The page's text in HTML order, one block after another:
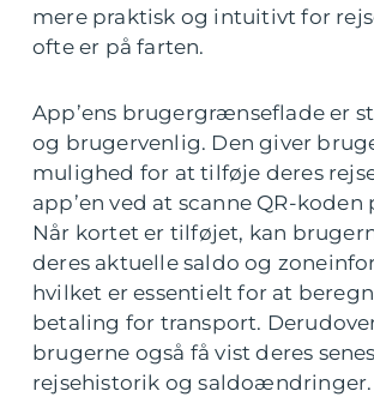
mere praktisk og intuitivt for
ofte er på farten.
App’ens brugergrænseflade er
og brugervenlig. Den giver
mulighed for at tilføje deres
app’en ved at scanne QR-koden
Når kortet er tilføjet, kan
deres aktuelle saldo og
hvilket er essentielt for at
betaling for transport.
brugerne også få vist deres
rejsehistorik og saldoændringer.